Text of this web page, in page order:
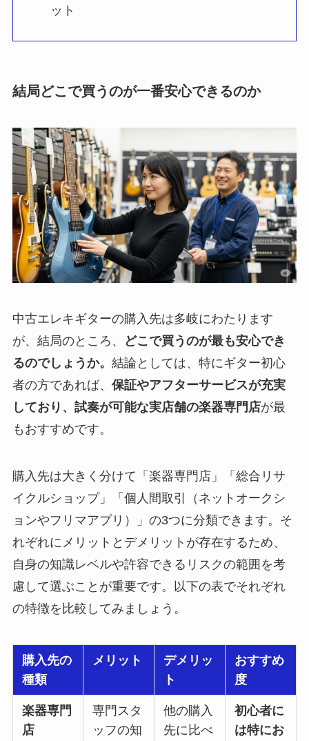
ット
結局どこで買うのが一番安心できるのか
中古エレキギターの購入先は多岐にわたります
が、結局のところ、
どこで買うのが最も安心でき
るのでしょうか。 結論としては、特にギター初心
者の方であれば、 保証やアフターサービスが充実
しており、試奏が可能な実店舗の楽器専門店が最
もおすすめです。
購入先は大きく分けて「楽器専門店」「総合リサ
イクルショップ」「個人間取引（ネットオークシ
ョンやフリマアプリ）」の3つに分類できます。そ
れぞれにメリットとデメリットが存在するため、
自身の知識レベルや許容できるリスクの範囲を考
慮して選ぶことが重要です。以下の表でそれぞれ
の特徴を比較してみましょう。
購入先の
種類
メリット
デメリッ
ト
おすすめ
度
楽器専門
店
専門スタ
ッフの知
他の購入
先に比べ
初心者に
は特にお